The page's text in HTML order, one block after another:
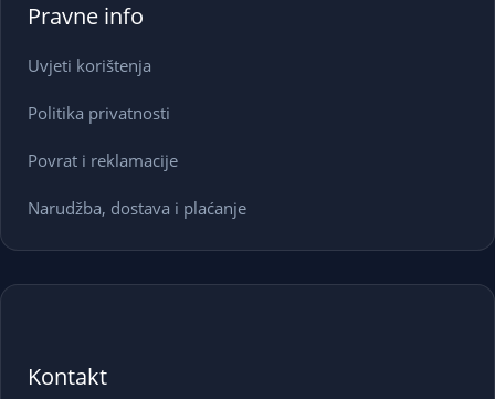
Pravne info
Uvjeti korištenja
Politika privatnosti
Povrat i reklamacije
Narudžba, dostava i plaćanje
Kontakt